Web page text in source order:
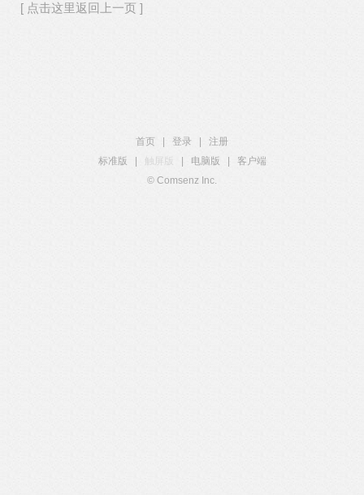
[ 点击这里返回上一页 ]
首页 登录
注册
标准版
触屏版 电脑版
客户端
© Comsenz Inc.